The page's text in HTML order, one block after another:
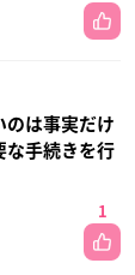
のは事実だけ
な手続きを行
1